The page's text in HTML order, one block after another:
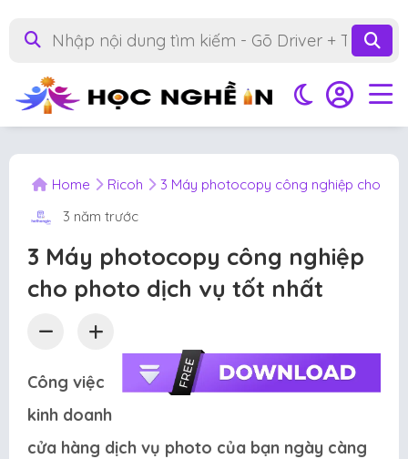
Home Ricoh
3 Máy photocopy công nghiệp cho
3 năm trước
3 Máy photocopy công nghiệp
cho photo dịch vụ tốt nhất
Công việc
kinh doanh
cửa hàng dịch vụ photo của bạn ngày càng